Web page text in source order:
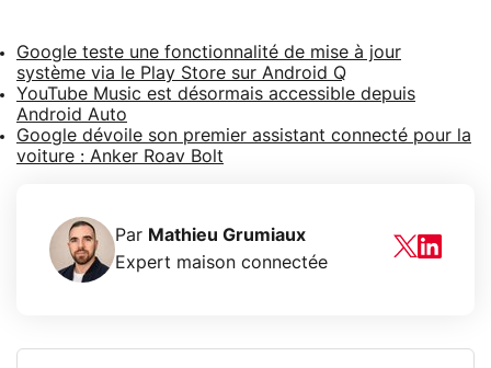
Google teste une fonctionnalité de mise à jour
système via le Play Store sur Android Q
YouTube Music est désormais accessible depuis
Android Auto
Google dévoile son premier assistant connecté pour la
voiture : Anker Roav Bolt
Par Mathieu Grumiaux
Expert maison connectée